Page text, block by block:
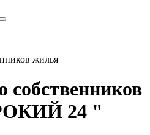
жилья
собственников
24 "